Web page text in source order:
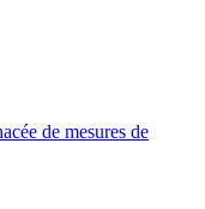
de mesures de